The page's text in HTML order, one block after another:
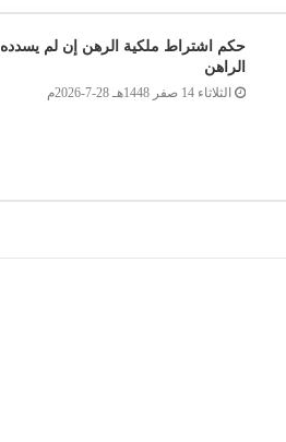
حكم اشتراط ملكية الرهن إن لم يسدده
الراهن
الثلاثاء 14 صفر 1448هـ 28-7-2026م